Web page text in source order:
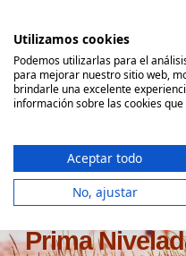
contenido
Comparador Seguro
Seguro de
Prima
Utilizamos cookies
Podemos utilizarlas para el
para mejorar nuestro sitio web,
brindarle una excelente
información sobre las cookies
Aceptar todo
No, ajustar